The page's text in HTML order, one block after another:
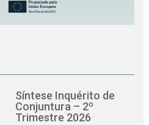
Síntese Inquérito de
Conjuntura – 2º
Trimestre 2026